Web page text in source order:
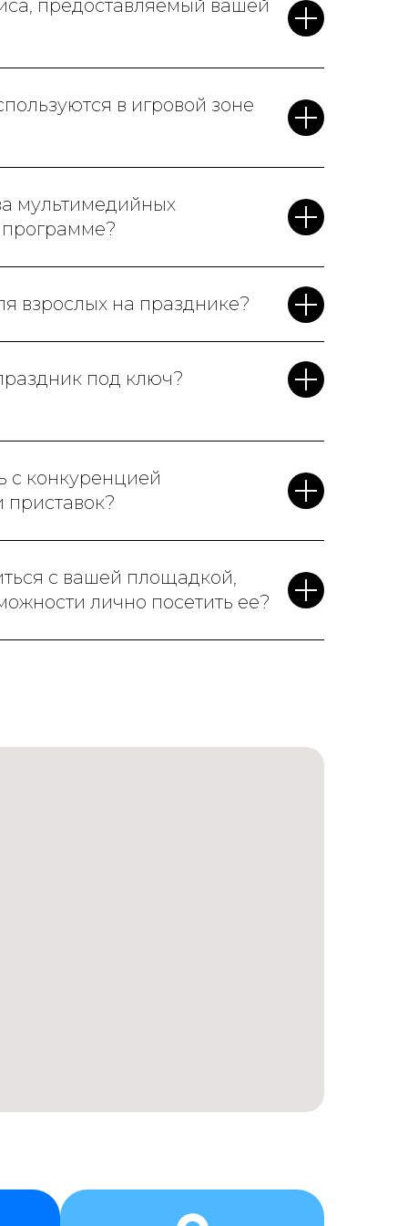
предоставляемый вашей
в игровой зоне
мультимедийных
взрослых на празднике?
под ключ?
с конкуренцией
с вашей площадкой,
лично посетить ее?